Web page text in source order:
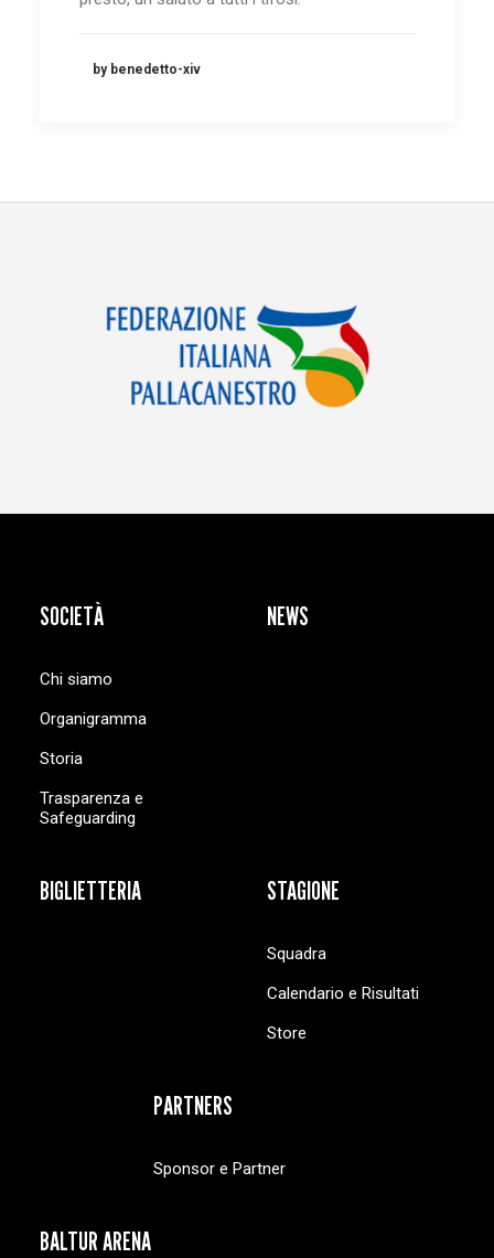
by benedetto-xiv
SOCIETÀ
Chi siamo
Organigramma
Storia
Trasparenza e
Safeguarding
NEWS
BIGLIETTERIA STAGIONE
Squadra
Calendario e Risultati
Store
PARTNERS
Sponsor e Partner
BALTUR ARENA